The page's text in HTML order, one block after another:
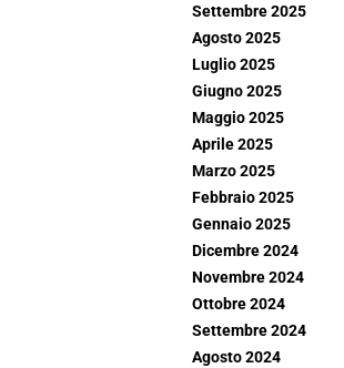
Settembre 2025
Agosto 2025
Luglio 2025
Giugno 2025
Maggio 2025
Aprile 2025
Marzo 2025
Febbraio 2025
Gennaio 2025
Dicembre 2024
Novembre 2024
Ottobre 2024
Settembre 2024
Agosto 2024